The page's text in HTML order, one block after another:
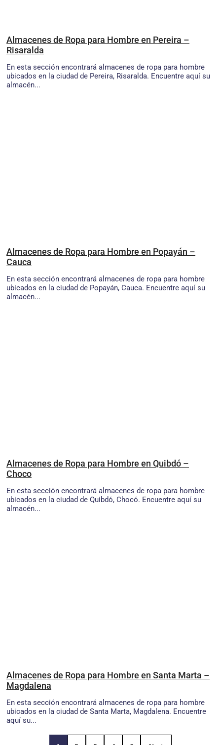
Almacenes de Ropa para Hombre en Pereira –
Risaralda
En esta sección encontrará almacenes de ropa para hombre
ubicados en la ciudad de Pereira, Risaralda. Encuentre aquí su
almacén...
Almacenes de Ropa para Hombre en Popayán –
Cauca
En esta sección encontrará almacenes de ropa para hombre
ubicados en la ciudad de Popayán, Cauca. Encuentre aquí su
almacén...
Almacenes de Ropa para Hombre en Quibdó –
Choco
En esta sección encontrará almacenes de ropa para hombre
ubicados en la ciudad de Quibdó, Chocó. Encuentre aquí su
almacén...
Almacenes de Ropa para Hombre en Santa Marta –
Magdalena
En esta sección encontrará almacenes de ropa para hombre
ubicados en la ciudad de Santa Marta, Magdalena. Encuentre
aquí su...